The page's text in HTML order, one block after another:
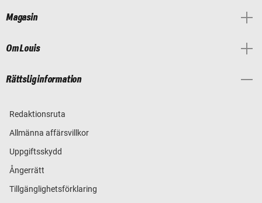
Magasin
Om Louis
Rättslig information
Redaktionsruta
Allmänna affärsvillkor
Uppgiftsskydd
Ångerrätt
Tillgänglighetsförklaring